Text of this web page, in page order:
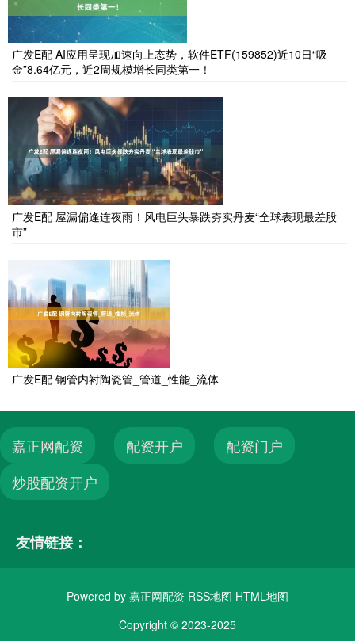
广发E配 AI应用呈现加速向上态势，软件ETF(159852)近10日“吸
金”8.64亿元，近2周规模增长同类第一！
广发E配 屋漏偏逢连夜雨！风电巨头暴跌夯实丹麦“全球表现最差股
市”
广发E配 钢管内衬陶瓷管_管道_性能_流体
嘉正网配资 配资开户
配资门户
炒股配资开户
友情链接：
Powered by 嘉正网配资 RSS地图 HTML地图
Copyright © 2023-2025